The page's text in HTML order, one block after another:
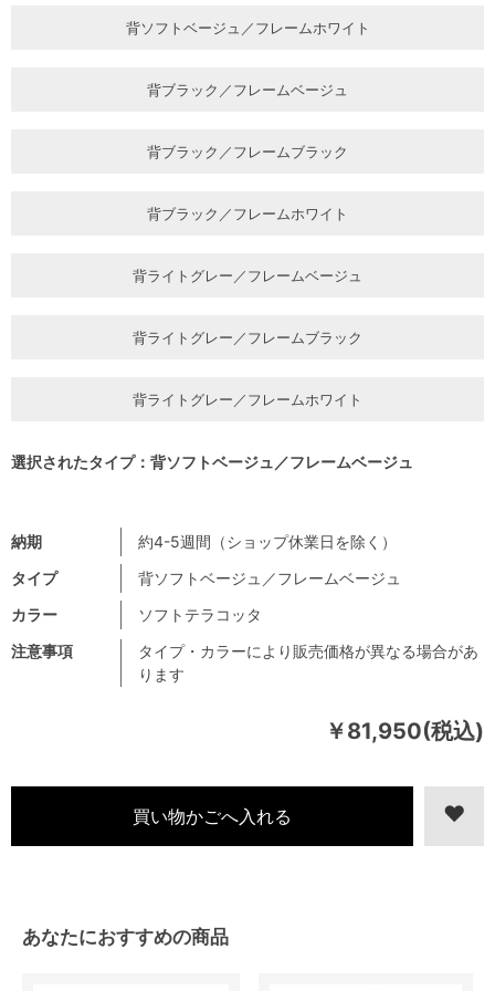
￥81,950(税込)
注意事項
タイプ・カラーにより販売価格が異なる場合があ
ります
納期
約4-5週間（ショップ休業日を除く）
タイプ
背ソフトベージュ／フレームベージュ
カラー
ソフトテラコッタ
背ソフトベージュ／フレームホワイト
背ブラック／フレームベージュ
背ブラック／フレームブラック
背ブラック／フレームホワイト
背ライトグレー／フレームベージュ
背ライトグレー／フレームブラック
背ライトグレー／フレームホワイト
選択されたタイプ：背ソフトベージュ／フレームベージュ
あなたにおすすめの商品